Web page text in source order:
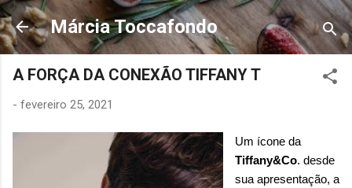
Pular para o conteúdo principal
Márcia Toccafondo
A FORÇA DA CONEXÃO TIFFANY T
- fevereiro 25, 2021
Um ícone da
Tiffany&Co. desde
sua apresentação, a